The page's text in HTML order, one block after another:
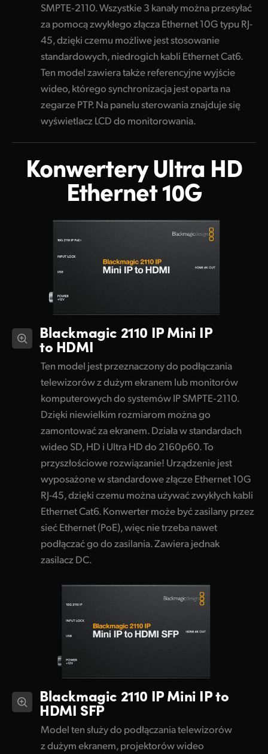
SMPTE‑2110. Wszystkie 3 kanały można przesyłać
za pomocą zwykłego złącza Ethernet 10G typu RJ-
45, dzięki czemu możliwe jest stosowanie
standardowych, niedrogich kabli Ethernet Cat6.
Ten model zawiera także referencyjne wyjście
wideo, którego synchronizacja jest oparta na
zegarze PTP. Na panelu sterowania znajduje się
wyświetlacz LCD do monitorowania.
KonwerteryUltra HD
Ethernet 10G
Blackmagic 2110 IPMini IP
to HDMI
Ten model jest przeznaczony do podłączania
telewizorów z dużym ekranem lub monitorów
komputerowych do systemów IP SMPTE‑2110.
Dzięki niewielkim rozmiarom można go
zamontować za ekranem. Działa w standardach
wideo SD, HD i Ultra HD do 2160p60. To
przyszłościowe rozwiązanie! Urządzenie jest
wyposażone w standardowe złącze Ethernet 10G
RJ-45, dzięki czemu można używać zwykłych kabli
Ethernet Cat6. Konwerter może być zasilany przez
sieć Ethernet (PoE), więc nie trzeba nawet
podłączać go do zasilania. Zawiera jednak
zasilacz DC.
Blackmagic 2110 IPMini IP to
HDMI SFP
Model ten służy do podłączania telewizorów
z dużym ekranem, projektorów wideo